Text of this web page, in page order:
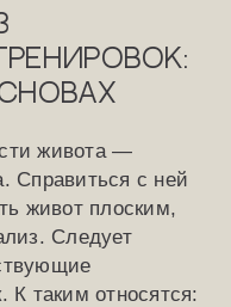
живота —
Справиться с ней
живот плоским,
Следует
К таким относятся: